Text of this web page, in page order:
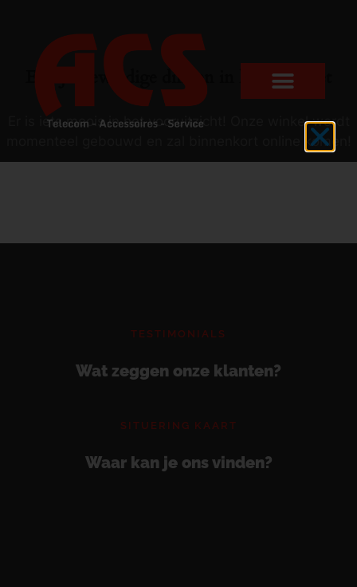
Er zijn geweldige dingen in het verschiet
Er is iets moois in het vooruitzicht! Onze winkel wordt
momenteel gebouwd en zal binnenkort online komen!
TESTIMONIALS
Wat zeggen onze klanten?
SITUERING KAART
Waar kan je ons vinden?